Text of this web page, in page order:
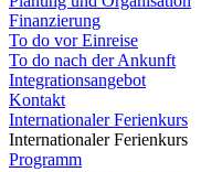
Finanzierung
To do vor Einreise
To do nach der Ankunft
Integrationsangebot
Kontakt
Internationaler Ferienkurs
Internationaler Ferienkurs
Programm